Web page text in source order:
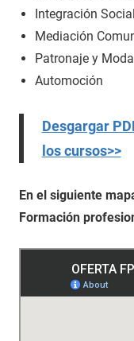
Integración Social
Mediación
Patronaje y Moda
Automoción
Desgargar
los cursos>>
En el siguiente
Formación